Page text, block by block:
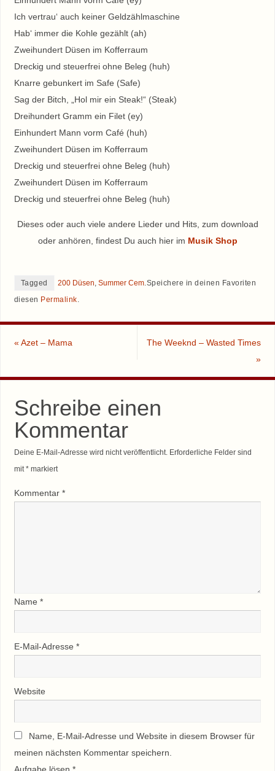
Ich vertrau‘ auch keiner Geldzählmaschine
Hab‘ immer die Kohle gezählt (ah)
Zweihundert Düsen im Kofferraum
Dreckig und steuerfrei ohne Beleg (huh)
Knarre gebunkert im Safe (Safe)
Sag der Bitch, „Hol mir ein Steak!“ (Steak)
Dreihundert Gramm ein Filet (ey)
Einhundert Mann vorm Café (huh)
Zweihundert Düsen im Kofferraum
Dreckig und steuerfrei ohne Beleg (huh)
Zweihundert Düsen im Kofferraum
Dreckig und steuerfrei ohne Beleg (huh)
Dieses oder auch viele andere Lieder und Hits, zum download
oder anhören, findest Du auch hier im Musik Shop
Tagged 200 Düsen Summer Cem. Speichere in deinen Favoriten
diesen Permalink
« Azet – Mama
The Weeknd – Wasted Times
»
Schreibe einen
Kommentar
Deine E-Mail-Adresse wird nicht veröffentlicht. Erforderliche Felder sind
mit *markiert
Kommentar *
Name *
E-Mail-Adresse *
Website
Name, E-Mail-Adresse und Website in diesem Browser für
meinen nächsten Kommentar speichern.